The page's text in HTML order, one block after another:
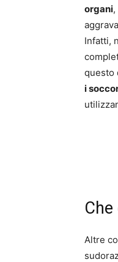
organi
Infatti,
questo
i
Altre